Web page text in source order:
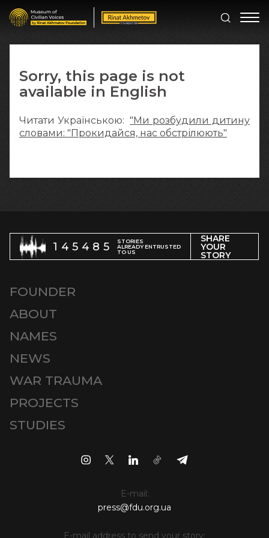
Sorry, this page is not
available in English
Читати Українською:"Ми розбудили дитину
словами: "Прокидайся, нас обстрілюють"
145485
STORIES
ALREADY ENTRUSTED
TO US
SHARE
YOUR
STORY
FOUNDER
ABOUT
NAMES
NEWS
WAR TRAUMA
PROJECTS
STUDIES
E-mail:
press@fdu.org.ua